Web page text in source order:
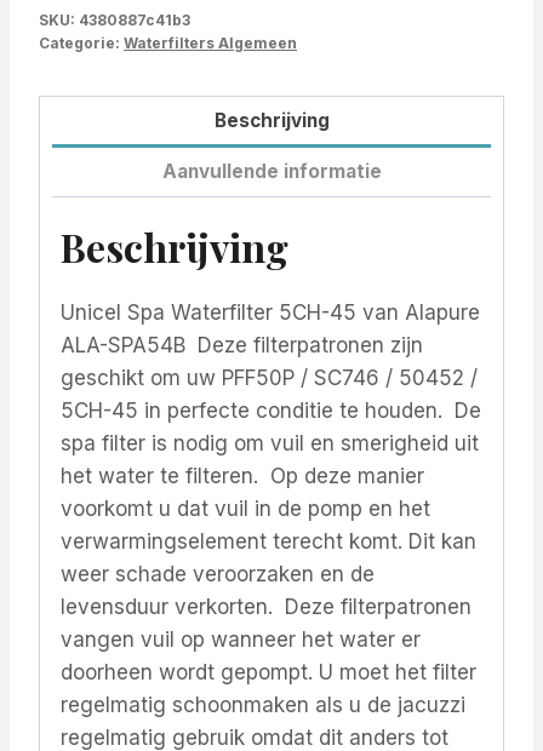
SKU: 4380887c41b3
Categorie: Waterfilters Algemeen
Beschrijving
Aanvullende informatie
Beschrijving
Unicel Spa Waterfilter 5CH-45 van Alapure
ALA-SPA54B Deze filterpatronen zijn
geschikt om uw PFF50P / SC746 / 50452 /
5CH-45 in perfecte conditie te houden. De
spa filter is nodig om vuil en smerigheid uit
het water te filteren. Op deze manier
voorkomt u dat vuil in de pomp en het
verwarmingselement terecht komt. Dit kan
weer schade veroorzaken en de
levensduur verkorten. Deze filterpatronen
vangen vuil op wanneer het water er
doorheen wordt gepompt. U moet het filter
regelmatig schoonmaken als u de jacuzzi
regelmatig gebruik omdat dit anders tot